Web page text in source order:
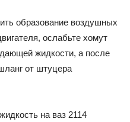
образование воздушных
ослабьте хомут
жидкости, а после
от штуцера